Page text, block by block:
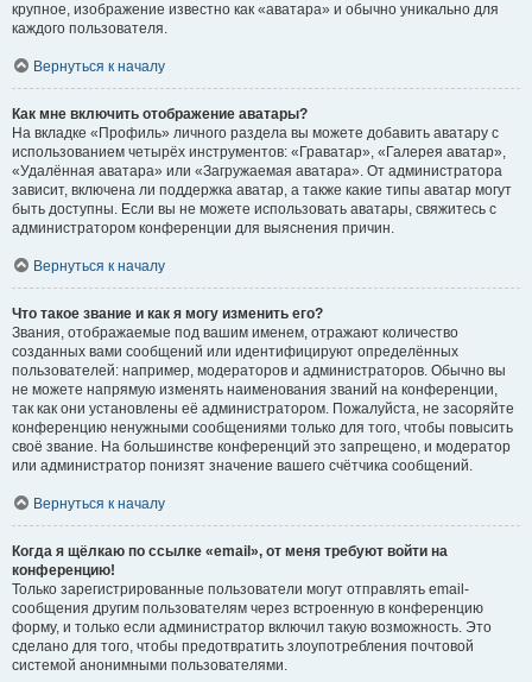
крупное, изображение известно как «аватара» и обычно уникально для
каждого пользователя.
Вернуться к началу
Как мне включить отображение аватары?
На вкладке «Профиль» личного раздела вы можете добавить аватару с
использованием четырёх инструментов: «Граватар», «Галерея аватар»,
«Удалённая аватара» или «Загружаемая аватара». От администратора
зависит, включена ли поддержка аватар, а также какие типы аватар могут
быть доступны. Если вы не можете использовать аватары, свяжитесь с
администратором конференции для выяснения причин.
Вернуться к началу
Что такое звание и как я могу изменить его?
Звания, отображаемые под вашим именем, отражают количество
созданных вами сообщений или идентифицируют определённых
пользователей: например, модераторов и администраторов. Обычно вы
не можете напрямую изменять наименования званий на конференции,
так как они установлены её администратором. Пожалуйста, не засоряйте
конференцию ненужными сообщениями только для того, чтобы повысить
своё звание. На большинстве конференций это запрещено, и модератор
или администратор понизят значение вашего счётчика сообщений.
Вернуться к началу
Когда я щёлкаю по ссылке «email», от меня требуют войти на
конференцию!
Только зарегистрированные пользователи могут отправлять email-
сообщения другим пользователям через встроенную в конференцию
форму, и только если администратор включил такую возможность. Это
сделано для того, чтобы предотвратить злоупотребления почтовой
системой анонимными пользователями.